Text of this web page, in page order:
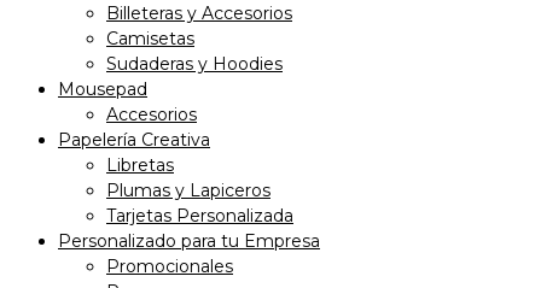
Billeteras y Accesorios
Camisetas
Sudaderas y Hoodies
Mousepad
Accesorios
Papelería Creativa
Libretas
Plumas y Lapiceros
Tarjetas Personalizada
Personalizado para tu Empresa
Promocionales